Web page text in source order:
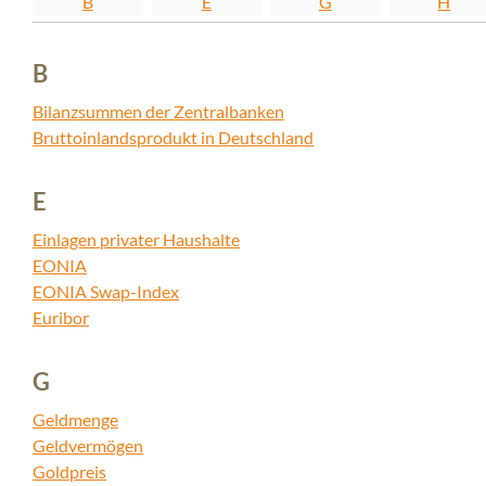
B
Bilanzsummen der Zentralbanken
Bruttoinlandsprodukt in Deutschland
E
Einlagen privater Haushalte
EONIA
EONIA Swap-Index
Euribor
G
Geldmenge
Geldvermögen
Goldpreis